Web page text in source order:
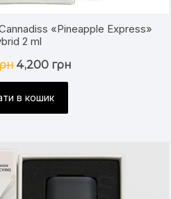
«Pineapple Express»
2 ml
Оригінальна
ціна:
4,500 грн.
4,200 грнПоточна
в кошик